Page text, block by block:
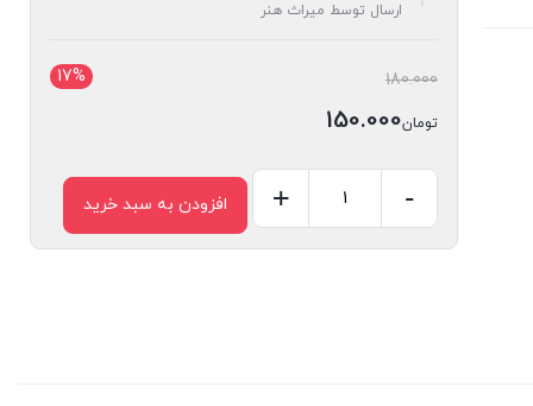
ارسال توسط میراث هنر
17% 180.000قیمت
اصلی:
تومان150.000
فعلی:
تومان150.000.
گلویی
-
+ افزودن به سبد خرید